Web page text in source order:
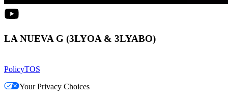
LA NUEVA G (3LYOA & 3LYABO)
PolicyTOS
Your Privacy Choices